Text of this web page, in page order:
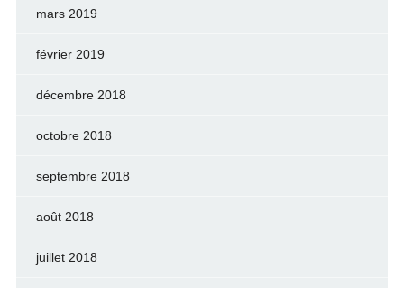
mars 2019
février 2019
décembre 2018
octobre 2018
septembre 2018
août 2018
juillet 2018